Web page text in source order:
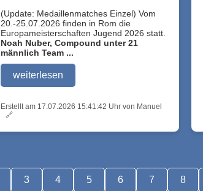
(Update: Medaillenmatches Einzel) Vom
20.-25.07.2026 finden in Rom die
Europameisterschaften Jugend 2026 statt.
Noah Nuber, Compound unter 21
männlich Team ...
weiterlesen
Erstellt am 17.07.2026 15:41:42 Uhr von Manuel
🔗
3 4 5 6 7 8